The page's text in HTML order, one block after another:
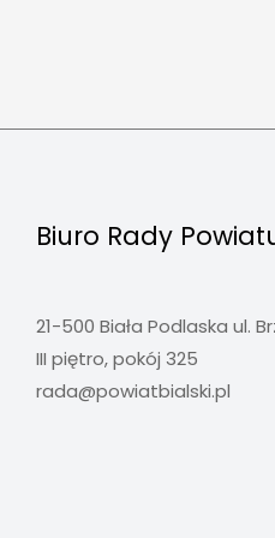
Biuro Rady
21-500 Biała Podlaska ul.
III piętro, pokój 325
rada@powiatbialski.pl